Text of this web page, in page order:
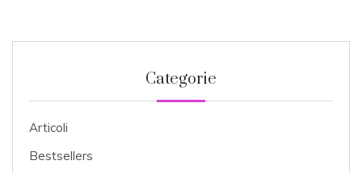
Categorie
Articoli
Bestsellers